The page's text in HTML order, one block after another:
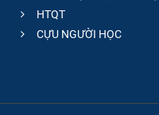
HTQT
CỰU NGƯỜI HỌC